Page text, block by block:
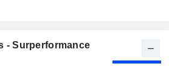
- Surperformance